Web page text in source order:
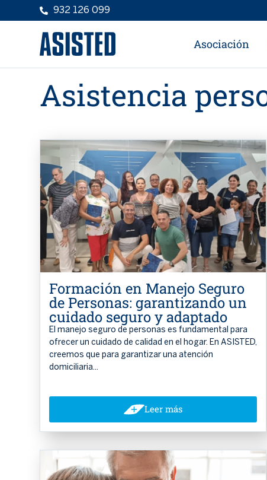
932 126 099
Asociación
Asistencia
Formación en Manejo Seguro
de Personas: garantizando un
cuidado seguro y adaptado
El manejo seguro de personas es fundamental para
ofrecer un cuidado de calidad en el hogar. En ASISTED,
creemos que para garantizar una atención
domiciliaria...
Leer más